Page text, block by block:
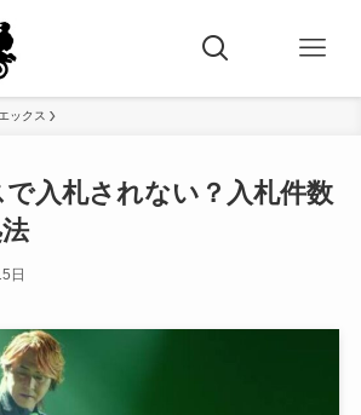
ックス
入札されない？入札件数
日